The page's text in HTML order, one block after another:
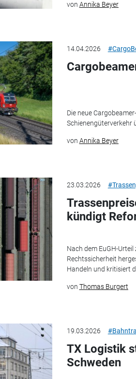
von Annika Beyer
14.04.2026
Die neue
Schienengüterverkehr
von Annika Beyer
23.03.2026
kündigt
Nach dem EuGH-
Rechtssicherheit
Handeln und kritisiert
von Thomas Burgert
19.03.2026
TX Logistik
Schweden